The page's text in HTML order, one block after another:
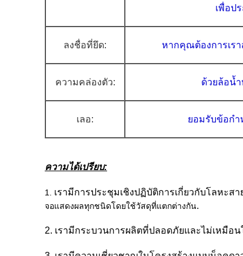
เพื่อป
ลงชื่อที่ยึด: หากคุณต้องการเร
ความคล่องตัว: ด้วยล้อน้ำ
เลอ: ยอมรับข้อกำ
ความได้เปรียบ:
1. เรามีการประชุมเชิงปฏิบัติการเกี่ยวกับโลหะส
จอแสดงผลทุกชนิดโดยใช้วัสดุที่แตกต่างกัน.
2. เรามีกระบวนการผลิตที่ปลอดภัยและไม่เหมื